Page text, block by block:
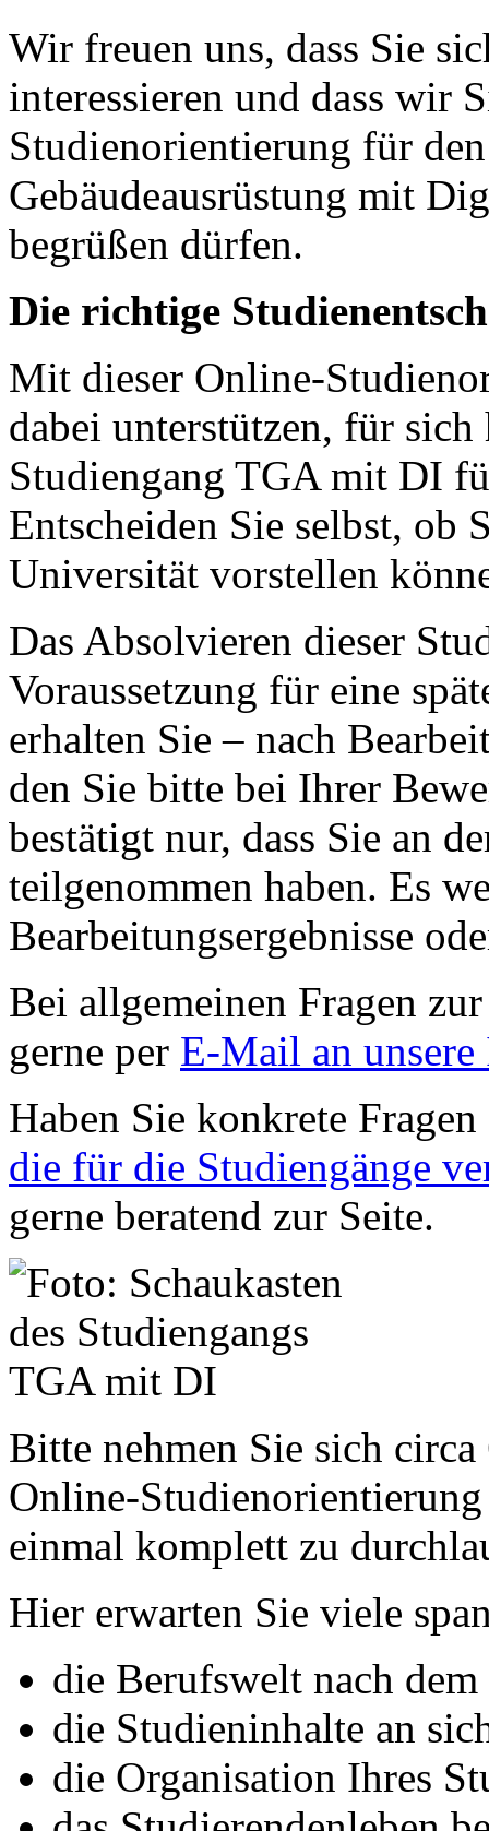
Wir freuen uns, dass Sie
interessieren und dass wir
Studienorientierung für
Gebäudeausrüstung mit
begrüßen dürfen.
Die richtige
Mit dieser Online-
dabei unterstützen, für
Studiengang TGA mit DI
Entscheiden Sie selbst, ob
Universität vorstellen
Das Absolvieren dieser
Voraussetzung für eine
erhalten Sie – nach
den Sie bitte bei Ihrer
bestätigt nur, dass Sie an
teilgenommen haben. Es
Bearbeitungsergebnisse
Bei allgemeinen Fragen
gerne per E-Mail an
Haben Sie konkrete
die für die Studiengänge
gerne beratend zur Seite.
Bitte nehmen Sie sich
Online-
einmal komplett zu
Hier erwarten Sie viele
die Berufswelt nach
die Studieninhalte an
die Organisation Ihres